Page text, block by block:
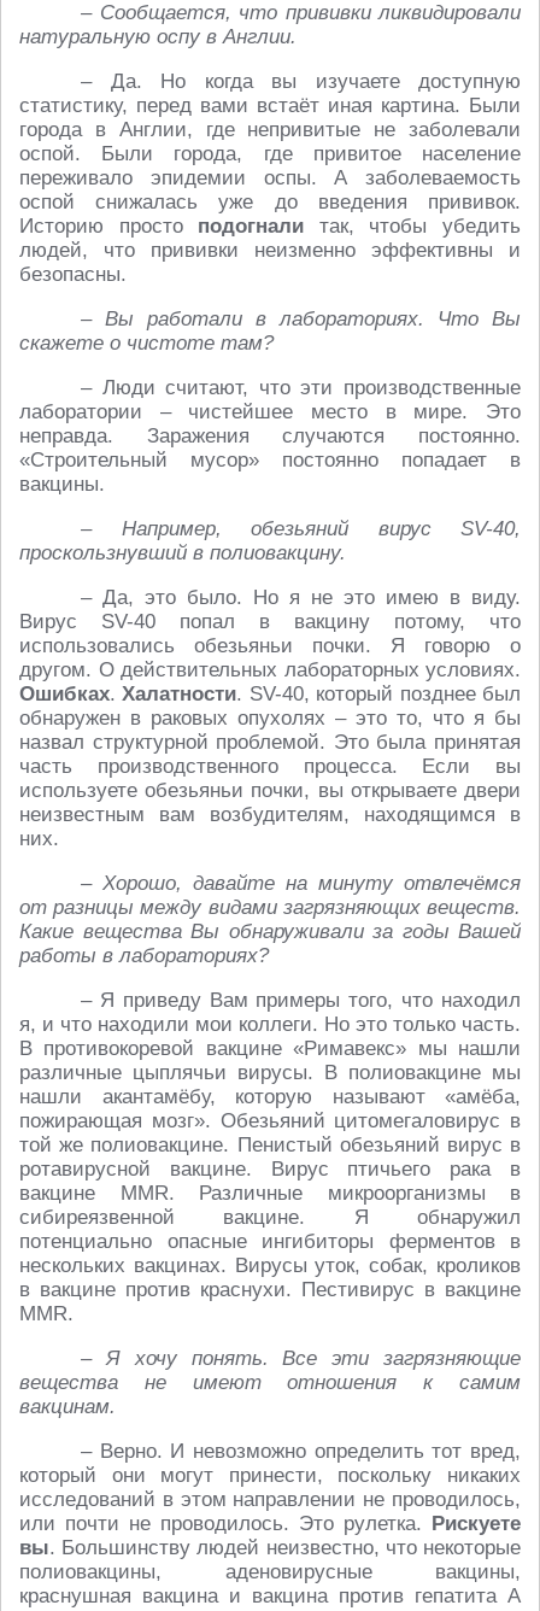
– Сообщается, что прививки ликвидировали
натуральную оспу в Англии.
– Да. Но когда вы изучаете доступную
статистику, перед вами встаёт иная картина. Были
города в Англии, где непривитые не заболевали
оспой. Были города, где привитое население
переживало эпидемии оспы. А заболеваемость
оспой снижалась уже до введения прививок.
Историю просто подогнали так, чтобы убедить
людей, что прививки неизменно эффективны и
безопасны.
– Вы работали в лабораториях. Что Вы
скажете о чистоте там?
– Люди считают, что эти производственные
лаборатории – чистейшее место в мире. Это
неправда. Заражения случаются постоянно.
«Строительный мусор» постоянно попадает в
вакцины.
– Например, обезьяний вирус SV-40,
проскользнувший в полиовакцину.
– Да, это было. Но я не это имею в виду.
Вирус SV-40 попал в вакцину потому, что
использовались обезьяньи почки. Я говорю о
другом. О действительных лабораторных условиях.
Ошибках.Халатности. SV-40, который позднее был
обнаружен в раковых опухолях – это то, что я бы
назвал структурной проблемой. Это была принятая
часть производственного процесса. Если вы
используете обезьяньи почки, вы открываете двери
неизвестным вам возбудителям, находящимся в
них.
– Хорошо, давайте на минуту отвлечёмся
от разницы между видами загрязняющих веществ.
Какие вещества Вы обнаруживали за годы Вашей
работы в лабораториях?
– Я приведу Вам примеры того, что находил
я, и что находили мои коллеги. Но это только часть.
В противокоревой вакцине «Римавекс» мы нашли
различные цыплячьи вирусы. В полиовакцине мы
нашли акантамёбу, которую называют «амёба,
пожирающая мозг». Обезьяний цитомегаловирус в
той же полиовакцине. Пенистый обезьяний вирус в
ротавирусной вакцине. Вирус птичьего рака в
вакцине MMR. Различные микроорганизмы в
сибиреязвенной вакцине. Я обнаружил
потенциально опасные ингибиторы ферментов в
нескольких вакцинах. Вирусы уток, собак, кроликов
в вакцине против краснухи. Пестивирус в вакцине
MMR.
– Я хочу понять. Все эти загрязняющие
вещества не имеют отношения к самим
вакцинам.
– Верно. И невозможно определить тот вред,
который они могут принести, поскольку никаких
исследований в этом направлении не проводилось,
или почти не проводилось. Это рулетка. Рискуете
вы. Большинству людей неизвестно, что некоторые
полиовакцины, аденовирусные вакцины,
краснушная вакцина и вакцина против гепатита А